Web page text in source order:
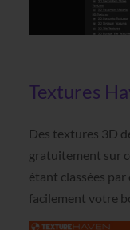
Textures
Des textures 3D
gratuitement sur
étant classées
facilement votre